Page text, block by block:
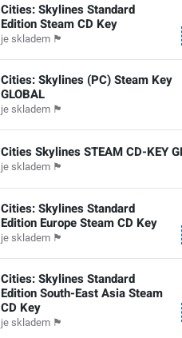
Cities: Skylines Standard
Edition Steam CD Key
je skladem 🏴
Cities: Skylines (PC) Steam Key
GLOBAL
je skladem 🏴
Cities Skylines STEAM CD-KEY
je skladem 🏴
Cities: Skylines Standard
Edition Europe Steam CD Key
je skladem 🏴
Cities: Skylines Standard
Edition South-East Asia Steam
CD Key
je skladem 🏴